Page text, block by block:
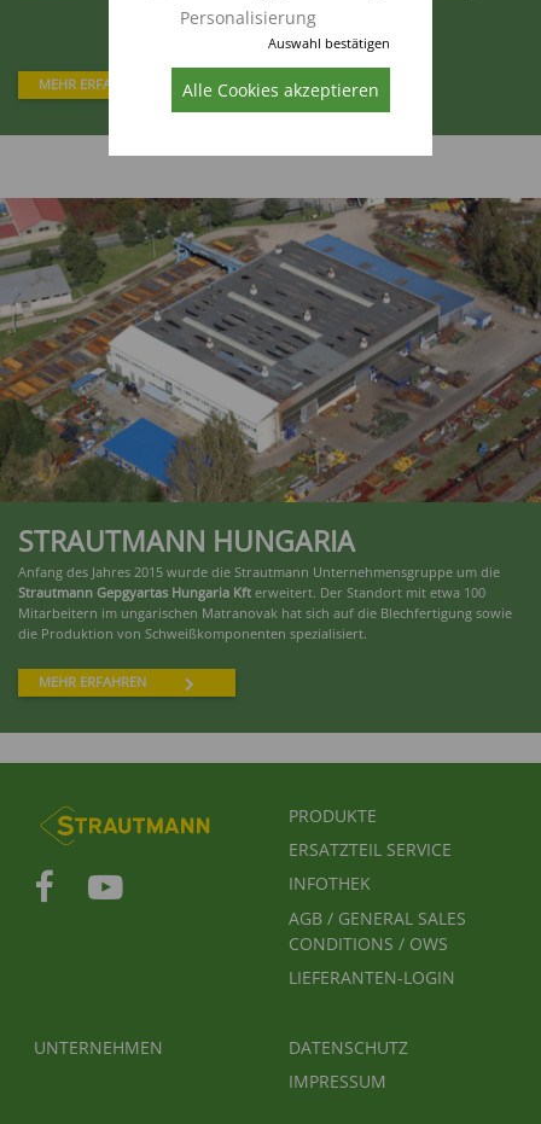
Personalisierung
Auswahl bestätigen
Alle Cookies akzeptieren
MEHR ERFAHREN
STRAUTMANN HUNGARIA
Anfang des Jahres 2015 wurde die Strautmann Unternehmensgruppe um die
Strautmann Gepgyartas Hungaria Kft erweitert. Der Standort mit etwa 100
Mitarbeitern im ungarischen Matranovak hat sich auf die Blechfertigung sowie
die Produktion von Schweißkomponenten spezialisiert.
MEHR ERFAHREN
FUSSBEREICHSMENÜ
PRODUKTE
ERSATZTEIL SERVICE
INFOTHEK
AGB / GENERAL SALES
CONDITIONS / OWS
LIEFERANTEN-LOGIN
FUSSBEREICH 2
UNTERNEHMEN FUSSBEREICH 3
DATENSCHUTZ
IMPRESSUM